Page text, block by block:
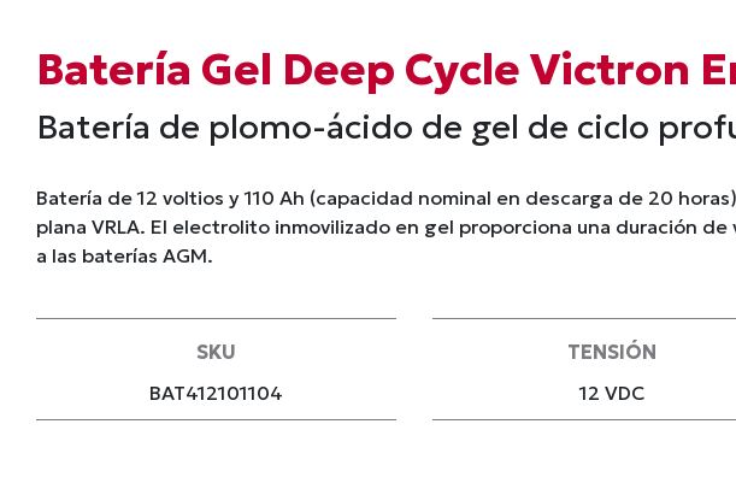
Batería Gel Deep Cycle Victron
Batería de plomo-ácido de gel de ciclo
Batería de 12 voltios y 110 Ah (capacidad nominal en descarga de 20
plana VRLA. El electrolito inmovilizado en gel proporciona una duración
a las baterías AGM.
SKU
BAT412101104
TENSIÓN
12 VDC